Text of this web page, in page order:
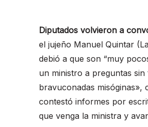
Diputados volvieron a
el jujeño Manuel Quintar
debió a que son “muy
un ministro a preguntas
bravuconadas misóginas»,
contestó informes por
que venga la ministra y